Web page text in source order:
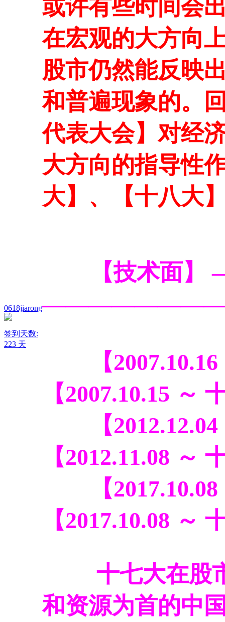
0618jiarong
签到天数:
223 天
或许有些时间会
在宏观的大方向
股市仍然能反映
和普遍现象的。
代表大会】对经
大方向的指导性
大】、【十八大
【技术面】
——
【
【2007.10.15 ～
【
【2012.11.08 ～
【
【2017.10.08 ～
十七大在股市
和资源为首的中